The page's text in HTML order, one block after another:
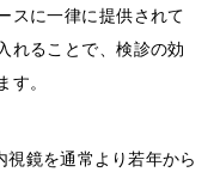
スに一律に提供されて
れることで、検診の効
す。
鏡を通常より若年から